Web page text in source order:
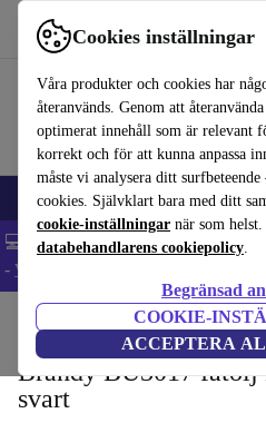
Cookies inställningar
Våra produkter och cookies har
återanvänds. Genom att
optimerat innehåll som är relevant
korrekt och för att kunna anpassa
måste vi analysera ditt
cookies. Självklart bara med ditt
cookie-inställningar när som
databehandlarens cookiepolicy.
Begränsad
COOKIE-
ACCEPTERA
Använd refurbed snabbt och enkelt
🎒 Back to school Mobiltelefoner
💻 Extra 5% rabatt på alla
- Villkor
Hushåll Möbler
Brandy BU3017 fåtölj
svart